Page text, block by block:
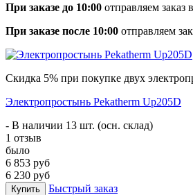
При заказе до 10:00 отправляем заказ
При заказе после 10:00 отправляем
Скидка 5% при покупке двух
Электропростынь Pekatherm Up205D
- В наличии 13 шт. (осн. склад)
1 отзыв
было
6 853 руб
6 230 руб
Купить
Быстрый заказ